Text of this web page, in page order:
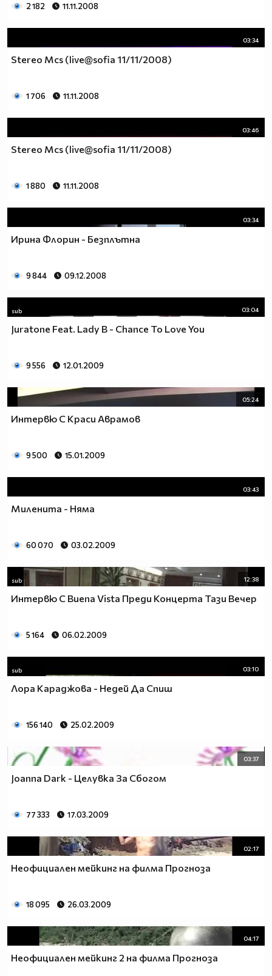
2 182 11.11.2008
03:34
Stereo Mcs (live@sofia 11/11/2008)
1 706 11.11.2008
03:46
Stereo Mcs (live@sofia 11/11/2008)
1 880 11.11.2008
03:34
Ирина Флорин - Безплътна
9 844 09.12.2008
sub 03:04
Juratone Feat. Lady B - Chance To Love You
9 556 12.01.2009
05:24
Интервю С Краси Аврамов
9 500 15.01.2009
03:43
Миленита - Няма
60 070 03.02.2009
sub 12:38
Интервю С Buena Vista Преди Концерта Тази Вечер
5 164 06.02.2009
sub 03:10
Лора Караджова - Недей Да Спиш
156 140 25.02.2009
03:37
Joanna Dark - Целувка За Сбогом
77 333 17.03.2009
02:17
Неофициален мейкинг на филма Прогноза
18 095 26.03.2009
04:17
Неофициален мейкинг 2 на филма Прогноза